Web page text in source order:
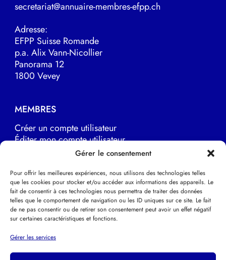
Gérer le consentement
Pour offrir les meilleures expériences, nous utilisons des technologies telles
que les cookies pour stocker et/ou accéder aux informations des appareils. Le
fait de consentir à ces technologies nous permettra de traiter des données
telles que le comportement de navigation ou les ID uniques sur ce site. Le fait
de ne pas consentir ou de retirer son consentement peut avoir un effet négatif
sur certaines caractéristiques et fonctions.
Gérer les services
secretariat@annuaire-membres-efpp.ch
Adresse:
EFPP Suisse Romande
p.a. Alix Vann-Nicollier
Panorama 12
1800 Vevey
MEMBRES
Créer un compte utilisateur
Éditer mon compte utilisateur
LIENS UTILES
EFPP Europe
EFPP Deutsche Schweiz
Psychothérapie Psychanalytique